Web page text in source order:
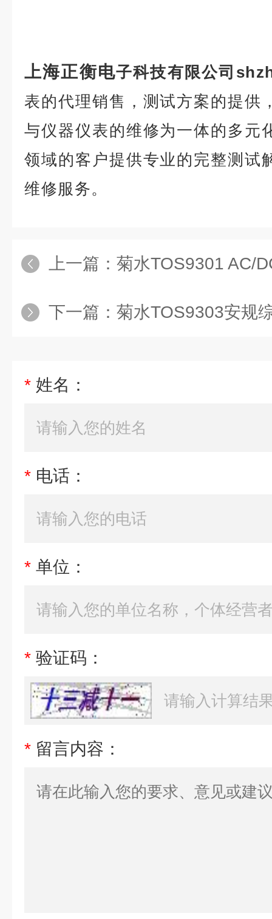
上海正衡电子科技有限公司
表的代理销售，测试方案的提供
与仪器仪表的维修为一体的多元
领域的客户提供专业的完整测试
维修服务。
上一篇： 菊水TOS9301 AC/DC
下一篇： 菊水TOS9303安规
* 姓名：
* 电话：
* 单位：
* 验证码：
* 留言内容：